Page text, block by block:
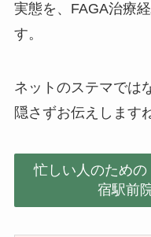
実態を、FAGA治療
す。
ネットのステマでは
隠さずお伝えします
忙しい人のため
宿駅前